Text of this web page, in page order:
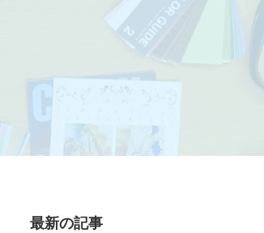
最新の記事